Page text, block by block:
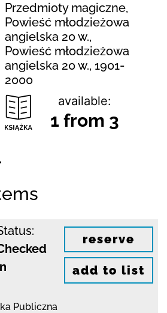
Przedmioty magiczne,
Powieść młodzieżowa
angielska 20 w.,
Powieść młodzieżowa
angielska 20 w., 1901-
2000
available:
1 from 3
Publiczna
reserve
add to list